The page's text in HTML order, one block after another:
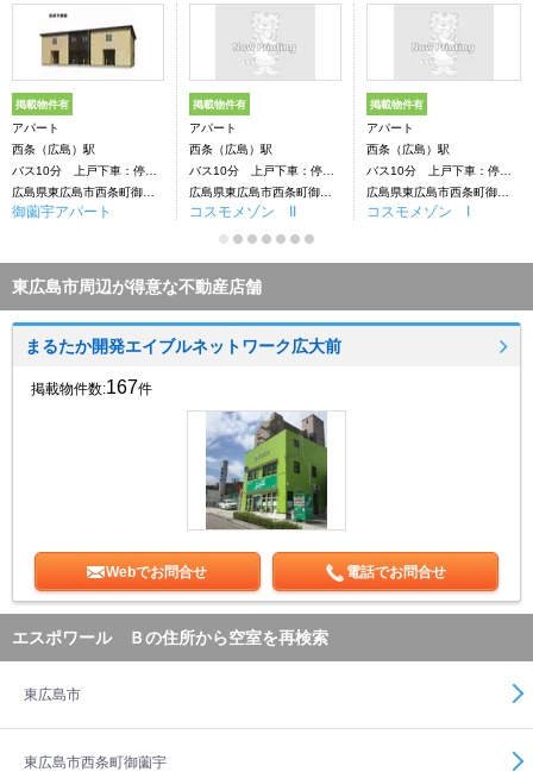
掲載物件有
アパート
西条（広島）駅
バス10分 上戸下車：停歩7分
御薗宇アパート
掲載物件有
アパート
西条（広島）駅
バス10分 上戸下車：停歩4分
コスモメゾン II
掲載物件有
アパート
西条（広島）駅
バス10分 上戸下車：停歩3分
コスモメゾン I
東広島市周辺が得意な不動産店舗
まるたか開発エイブルネットワーク広大前
掲載物件数:167件
Webでお問合せ 電話でお問合せ
エスポワール Ｂの住所から空室を再検索
東広島市
東広島市西条町御薗宇